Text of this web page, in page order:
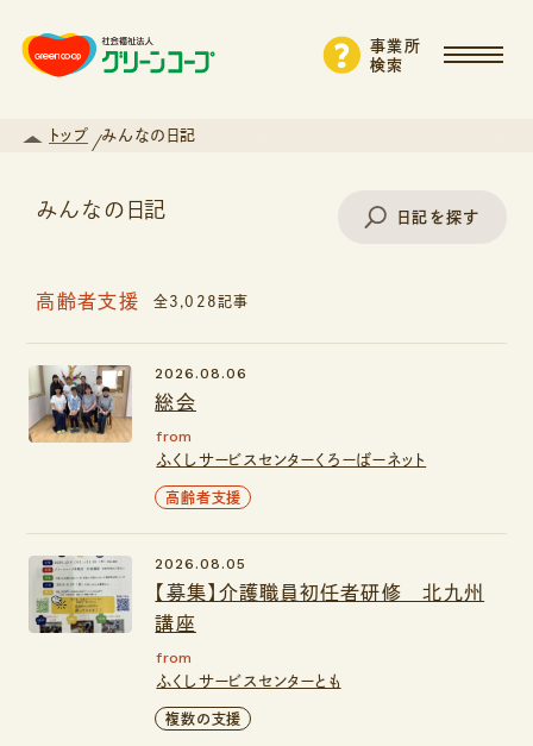
事業所
検索
トップ みんなの日記
みんなの日記 日記を探す
エリアから探す
支援・サービスから探す
高齢者支援 全3,028記事
総会
2026.08.06
from
ふくしサービスセンターくろーばーネット
高齢者支援
【募集】介護職員初任者研修 北九州
講座
2026.08.05
from
ふくしサービスセンターとも
複数の支援